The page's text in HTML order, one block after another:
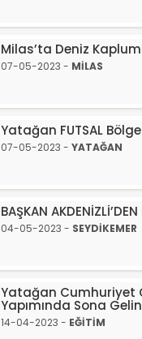
Milas’ta Deniz
07-05-2023 - MİLAS
Yatağan FUTSAL
07-05-2023 - YATAĞAN
BAŞKAN AKDENİZLİ’DEN
04-05-2023 - SEYDİKEMER
Yatağan Cumhuriyet
Yapımında Sona
14-04-2023 - EĞİTİM